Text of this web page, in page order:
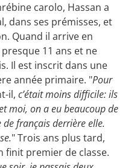
carolo, Hassan a
dans ses prémisses, et
Quand il arrive en
11 ans et ne
Il est inscrit dans une
année primaire. "Pour
il, c’était moins difficile: ils
moi, on a eu beaucoup de
français derrière elle.
" Trois ans plus tard,
finit premier de classe.